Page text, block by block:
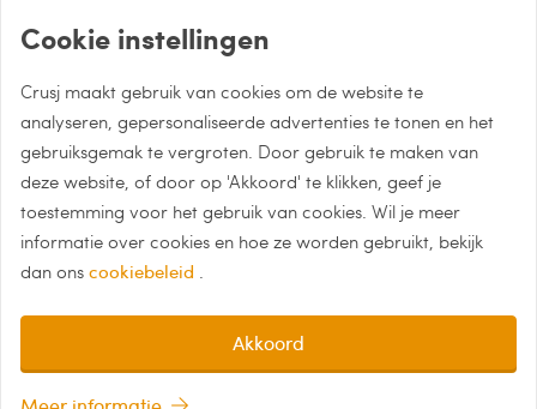
Hulp of advies nodig?
Bel naar 085 - 0043 015
Whatsapp met Crusj
info@crusj.com
Cookie instellingen
Crusj maakt gebruik van cookies om de website te
analyseren, gepersonaliseerde advertenties te tonen en het
gebruiksgemak te vergroten. Door gebruik te maken van
deze website, of door op 'Akkoord' te klikken, geef je
toestemming voor het gebruik van cookies. Wil je meer
informatie over cookies en hoe ze worden gebruikt, bekijk
dan ons cookiebeleid .
Akkoord